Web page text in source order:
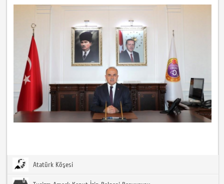
Atatürk Köşesi